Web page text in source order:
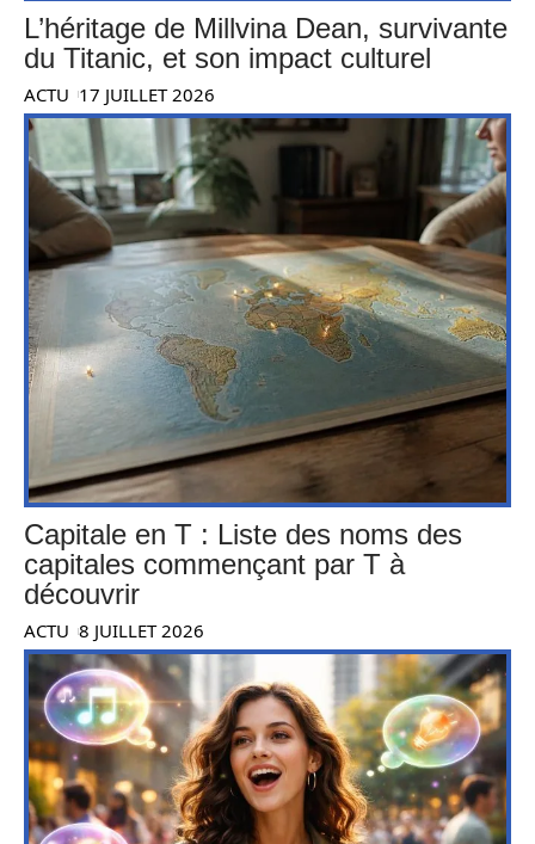
L’héritage de Millvina Dean, survivante
du Titanic, et son impact culturel
ACTU 17 JUILLET 2026
Capitale en T : Liste des noms des
capitales commençant par T à
découvrir
ACTU 8 JUILLET 2026